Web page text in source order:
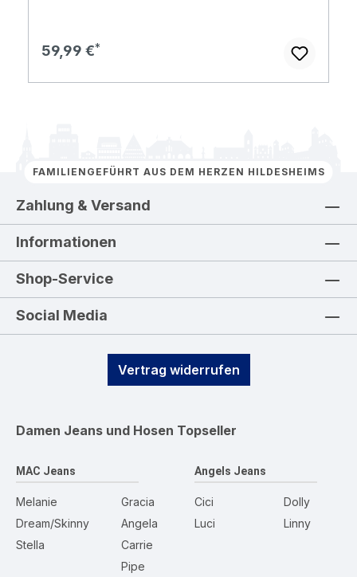
Regulärer Preis:
59,99 €
FAMILIENGEFÜHRT AUS DEM HERZEN HILDESHEIMS
Zahlung & Versand
Informationen
Shop-Service
Social Media
Vertrag widerrufen
Damen Jeans und Hosen Topseller
MAC Jeans
Melanie
Dream/Skinny
Stella
Gracia
Angela
Carrie
Pipe
Angels Jeans
Cici
Luci
Dolly
Linny